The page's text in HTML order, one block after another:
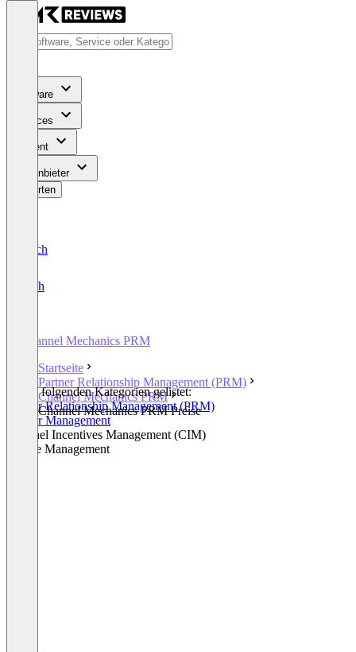
Software
Services
Content
Für Anbieter
Bewerten
Deutsch
English
Channel Mechanics PRM
Startseite
Partner Relationship Management (PRM)
Channel Mechanics PRM
Channel Mechanics PRM Preise
In den folgenden Kategorien gelistet:
Partner Relationship Management (PRM)
Partner Management
Channel Incentives Management (CIM)
Rebate Management